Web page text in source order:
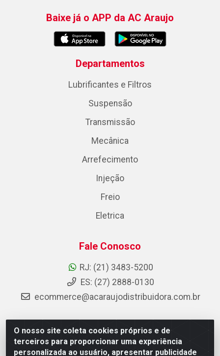
O nosso site coleta cookies próprios e de
terceiros para proporcionar uma experiência
personalizada ao usuário, apresentar publicidade
Baixe já o APP da AC Araujo
Departamentos
Lubrificantes e Filtros
Suspensão
Transmissão
Mecânica
Arrefecimento
Injeção
Freio
Eletrica
Fale Conosco
RJ: (21) 3483-5200
ES: (27) 2888-0130
ecommerce@acaraujodistribuidora.com.br
AC Araujo Distribuidora - Rua Carneiro de Campos, 42 -
São Cristóvão, Rio de Janeiro/RJ - CEP 20.920-410 -